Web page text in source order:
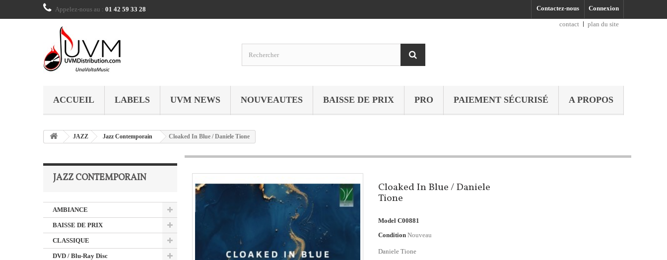
Connexion
Contactez-nous
Appelez-nous au : 01 42 59 33 28
contact
plan du site
ACCUEIL LABELS UVM NEWS NOUVEAUTES BAISSE DE PRIX PRO PAIEMENT SÉCURISÉ A PROPOS
JAZZ Jazz Contemporain Cloaked In Blue / Daniele Tione
JAZZ CONTEMPORAIN
AMBIANCE
BAISSE DE PRIX
CLASSIQUE
DVD / Blu-Ray Disc
Cloaked In Blue / Daniele
Tione
Model C00881
Condition Nouveau
Daniele Tione